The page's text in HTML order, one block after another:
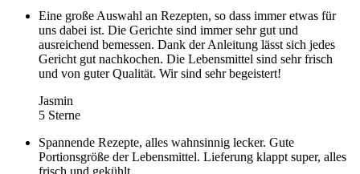
Eine große Auswahl an Rezepten, so dass immer etwas für
uns dabei ist. Die Gerichte sind immer sehr gut und
ausreichend bemessen. Dank der Anleitung lässt sich jedes
Gericht gut nachkochen. Die Lebensmittel sind sehr frisch
und von guter Qualität. Wir sind sehr begeistert!
Jasmin
5 Sterne
Spannende Rezepte, alles wahnsinnig lecker. Gute
Portionsgröße der Lebensmittel. Lieferung klappt super, alles